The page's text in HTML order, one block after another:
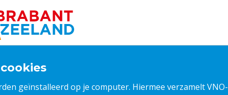
geïnstalleerd op je computer. Hiermee verzamelt